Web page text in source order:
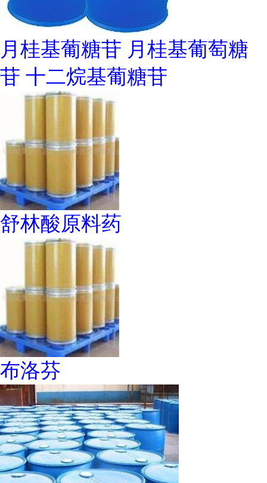
月桂基葡糖苷 月桂基葡萄糖
苷 十二烷基葡糖苷
舒林酸原料药
布洛芬